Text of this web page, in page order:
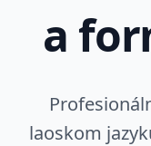
a
laoskom